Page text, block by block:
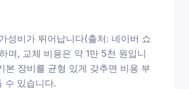
성비가 뛰어납니다(출처: 네이버 쇼
며, 교체 비용은 약 1만 5천 원입니
장비를 균형 있게 갖추면 비용 부
수 있습니다.